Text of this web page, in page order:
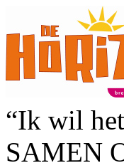
“Ik wil
SAMEN